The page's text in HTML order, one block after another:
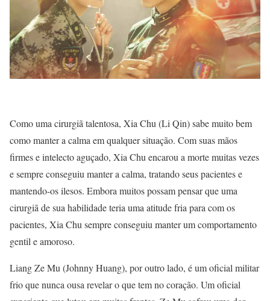
Como uma cirurgiã talentosa, Xia Chu (Li Qin) sabe muito bem
como manter a calma em qualquer situação. Com suas mãos
firmes e intelecto aguçado, Xia Chu encarou a morte muitas vezes
e sempre conseguiu manter a calma, tratando seus pacientes e
mantendo-os ilesos. Embora muitos possam pensar que uma
cirurgiã de sua habilidade teria uma atitude fria para com os
pacientes, Xia Chu sempre conseguiu manter um comportamento
gentil e amoroso.
Liang Ze Mu (Johnny Huang), por outro lado, é um oficial militar
frio que nunca ousa revelar o que tem no coração. Um oficial